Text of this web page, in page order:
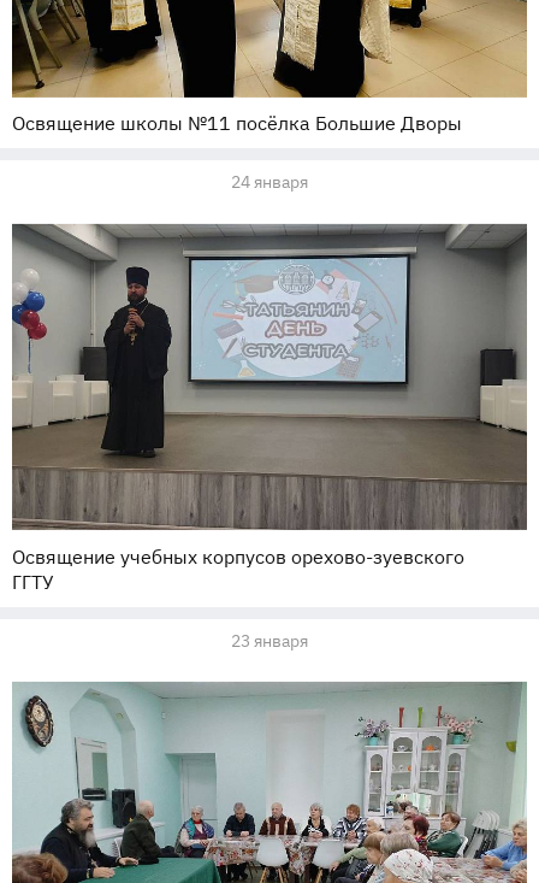
Освящение школы №11 посёлка Большие Дворы
24 января
Освящение учебных корпусов орехово-зуевского
ГГТУ
23 января